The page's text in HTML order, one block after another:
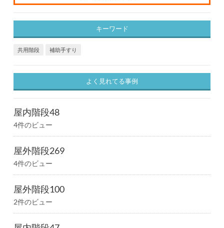
キーワード
共用階段 補助手すり
よく見れてる事例
屋内階段48
4件のビュー
屋外階段269
4件のビュー
屋外階段100
2件のビュー